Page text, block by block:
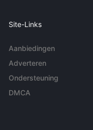
Site-Links
Aanbiedingen
Adverteren
Ondersteuning
DMCA